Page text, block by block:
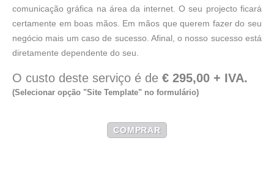
comunicação gráfica na área da internet. O seu projecto ficará
certamente em boas mãos. Em mãos que querem fazer do seu
negócio mais um caso de sucesso. Afinal, o nosso sucesso está
diretamente dependente do seu.
O custo deste serviço é de € 295,00 + IVA.
(Selecionar opção "Site Template" no formulário)
COMPRAR